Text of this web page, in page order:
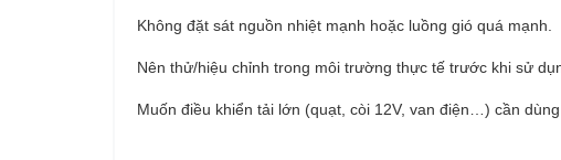
Không đặt sát nguồn nhiệt mạnh hoặc luồng gió quá mạnh.
Nên thử/hiệu chỉnh trong môi trường thực tế trước khi sử
Muốn điều khiển tải lớn (quạt, còi 12V, van điện…) cần dùng